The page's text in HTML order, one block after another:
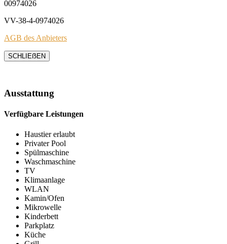
00974026
VV-38-4-0974026
AGB des Anbieters
SCHLIEẞEN
Ausstattung
Verfügbare Leistungen
Haustier erlaubt
Privater Pool
Spülmaschine
Waschmaschine
TV
Klimaanlage
WLAN
Kamin/Ofen
Mikrowelle
Kinderbett
Parkplatz
Küche